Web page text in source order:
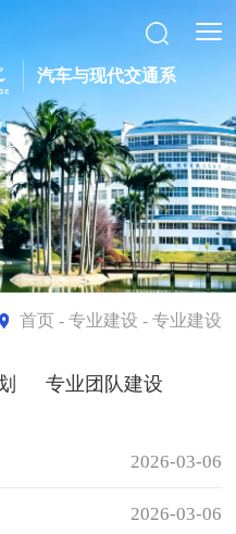
汽车与现代交通系
首页- 专业建设 - 专业建设
专业团队建设
2026-03-06
2026-03-06